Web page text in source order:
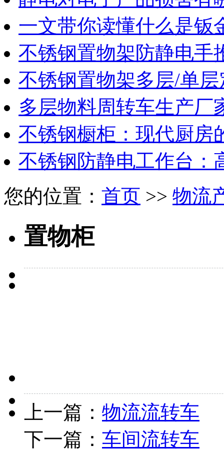
一文带你读懂什么是钣
不锈钢置物架防静电手
不锈钢置物架多层/单
多层物料周转车生产厂
不锈钢橱柜：现代厨房
不锈钢防静电工作台：
您的位置： 首页 >> 物流
置物柜
上一篇： 物流流转车
下一篇： 车间流转车